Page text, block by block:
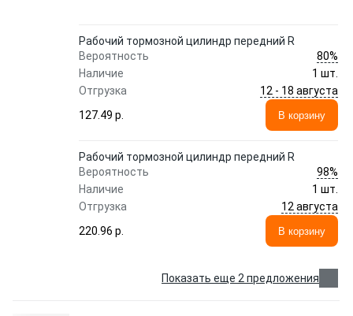
Рабочий тормозной цилиндр передний R
Вероятность
80%
Наличие
1 шт.
Отгрузка
12 - 18 августа
127.49 p.
В корзину
Рабочий тормозной цилиндр передний R
Вероятность
98%
Наличие
1 шт.
Отгрузка
12 августа
220.96 p.
В корзину
Показать еще 2 предложения